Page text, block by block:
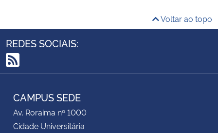
Voltar ao topo
REDES SOCIAIS:
RSS
CAMPUS SEDE
Av. Roraima nº 1000
Cidade Universitária